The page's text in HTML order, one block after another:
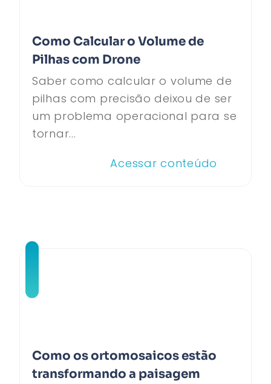
Como Calcular o Volume de
Pilhas com Drone
Saber como calcular o volume de
pilhas com precisão deixou de ser
um problema operacional para se
tornar...
Acessar conteúdo
Como os ortomosaicos estão
transformando a paisagem